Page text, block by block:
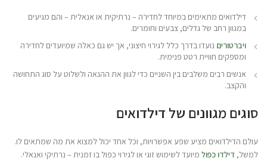
דילדואים מתאימים במיוחד לחדירה – נרתיקית או אנאלית – והם מגיעים
במגוון רחב של גדלים, צבעים וחומרים.
ויברטורים נועדו בדרך כלל לגירוי חיצוני, אך יש גם כאלה שמיועדים לחדירה
ומספקים חוויית רטט פנימית.
אנשים רבים משלבים בין השניים כדי לגוון את ההנאה ולשלוט על סוג התחושה
והקצב.
סוגים מגוונים של דילדואים
עולם הדילדואים מציע שפע אפשרויות, וכל אחד יכול למצוא את מה שמתאים לו.
למשל, דילדו כפול מיועד לשימוש זוגי או לגירוי כפול בו זמנית – נרתיקי ואנאלי.